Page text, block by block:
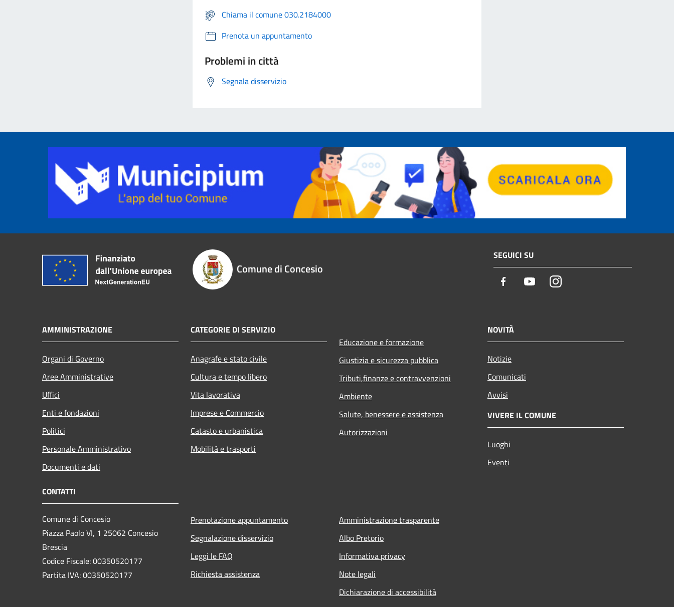
Chiama il comune 030.2184000
Prenota un appuntamento
Problemi in città
Segnala disservizio
Comune di Concesio
SEGUICI SU
Facebook YoutubeInstagram
AMMINISTRAZIONE
Organi di Governo
Aree Amministrative
Uffici
Enti e fondazioni
Politici
Personale Amministrativo
Documenti e dati
CATEGORIE DI SERVIZIO
Anagrafe e stato civile
Cultura e tempo libero
Vita lavorativa
Imprese e Commercio
Catasto e urbanistica
Mobilità e trasporti
Educazione e formazione
Giustizia e sicurezza pubblica
Tributi,finanze e contravvenzioni
Ambiente
Salute, benessere e assistenza
Autorizzazioni
NOVITÀ
Notizie
Comunicati
Avvisi
VIVERE IL COMUNE
Luoghi
Eventi
CONTATTI
Comune di Concesio
Piazza Paolo VI, 1 25062 Concesio
Brescia
Codice Fiscale: 00350520177
Partita IVA: 00350520177
Prenotazione appuntamento
Segnalazione disservizio
Leggi le FAQ
Richiesta assistenza
Amministrazione trasparente
Albo Pretorio
Informativa privacy
Note legali
Dichiarazione di accessibilità